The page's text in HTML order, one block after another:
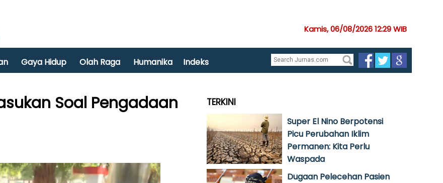
Kamis, 06/08/2026 12:29 WIB
Gaya Hidup Olah Raga Humanika Indeks
Soal Pengadaan
TERKINI
Super El Nino Berpotensi
Picu Perubahan Iklim
Permanen: Kita Perlu
Waspada
Dugaan Pelecehan Pasien